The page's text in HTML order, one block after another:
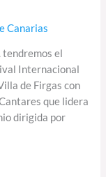
Canarias
tendremos el
Internacional
de Firgas con
que lidera
dirigida por